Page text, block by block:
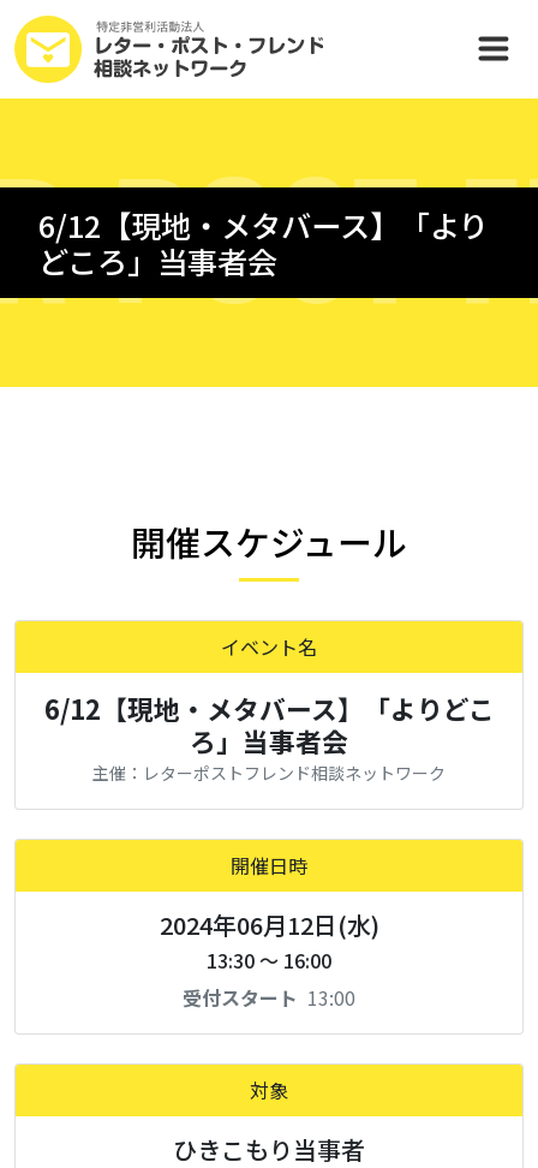
POSTF
6/12【現地・メタバース】「より
どころ」当事者会
開催スケジュール
イベント名
6/12【現地・メタバース】「よりどこ
ろ」当事者会
主催：レターポストフレンド相談ネットワーク
開催日時
2024年06月12日(水)
13:30 ～ 16:00
受付スタート 13:00
対象
ひきこもり当事者